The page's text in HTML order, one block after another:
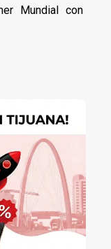
Mundial con